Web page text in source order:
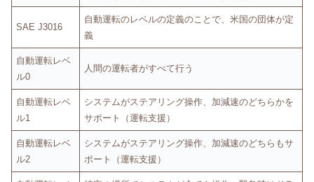
SAE J3016
自動運転のレベルの定義のことで、米国の団体が定
義
自動運転レベ
ル0
人間の運転者がすべて行う
自動運転レベ
ル1
システムがステアリング操作、加減速のどちらかを
サポート（運転支援）
自動運転レベ
ル2
システムがステアリング操作、加減速のどちらもサ
ポート（運転支援）